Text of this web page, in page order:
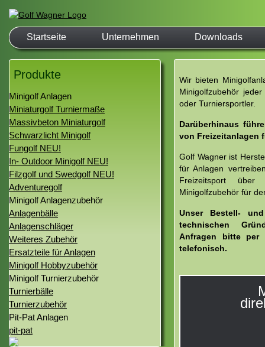
Startseite Unternehmen Downloads
Produkte
Minigolf Anlagen
Miniaturgolf Turniermaße
Massivbeton Miniaturgolf
Schwarzlicht Minigolf
Fungolf NEU!
In- Outdoor Minigolf NEU!
Filzgolf und Swedgolf NEU!
Adventuregolf
Minigolf Anlagenzubehör
Anlagenbälle
Anlagenschläger
Weiteres Zubehör
Ersatzteile für Anlagen
Minigolf Hobbyzubehör
Minigolf Turnierzubehör
Turnierbälle
Turnierzubehör
Pit-Pat Anlagen
pit-pat
Wir bieten
Minigolfzubehör
oder Turniersportler.
Darüberhinaus
von Freizeitanlagen
Golf Wagner ist
für Anlagen
Freizeitsport
Minigolfzubehör für
Unser Bestell-
technischen
Anfragen bitte
telefonisch.